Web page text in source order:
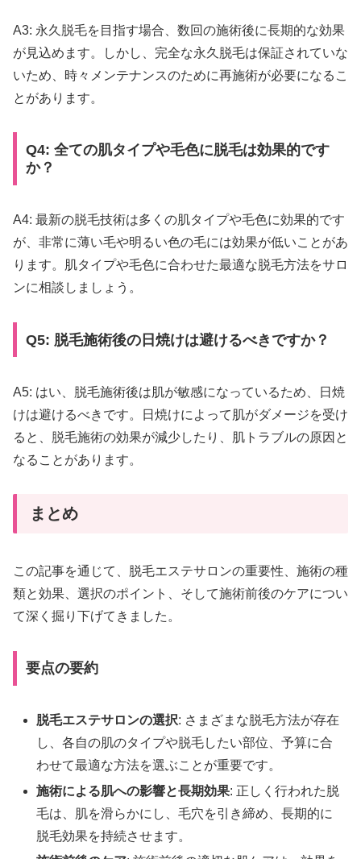
A3: 永久脱毛を目指す場合、数回の施術後に長期的な効果
が見込めます。しかし、完全な永久脱毛は保証されていな
いため、時々メンテナンスのために再施術が必要になるこ
とがあります。
Q4: 全ての肌タイプや毛色に脱毛は効果的です
か？
A4: 最新の脱毛技術は多くの肌タイプや毛色に効果的です
が、非常に薄い毛や明るい色の毛には効果が低いことがあ
ります。肌タイプや毛色に合わせた最適な脱毛方法をサロ
ンに相談しましょう。
Q5: 脱毛施術後の日焼けは避けるべきですか？
A5: はい、脱毛施術後は肌が敏感になっているため、日焼
けは避けるべきです。日焼けによって肌がダメージを受け
ると、脱毛施術の効果が減少したり、肌トラブルの原因と
なることがあります。
まとめ
この記事を通じて、脱毛エステサロンの重要性、施術の種
類と効果、選択のポイント、そして施術前後のケアについ
て深く掘り下げてきました。
要点の要約
脱毛エステサロンの選択: さまざまな脱毛方法が存在
し、各自の肌のタイプや脱毛したい部位、予算に合
わせて最適な方法を選ぶことが重要です。
施術による肌への影響と長期効果: 正しく行われた脱
毛は、肌を滑らかにし、毛穴を引き締め、長期的に
脱毛効果を持続させます。